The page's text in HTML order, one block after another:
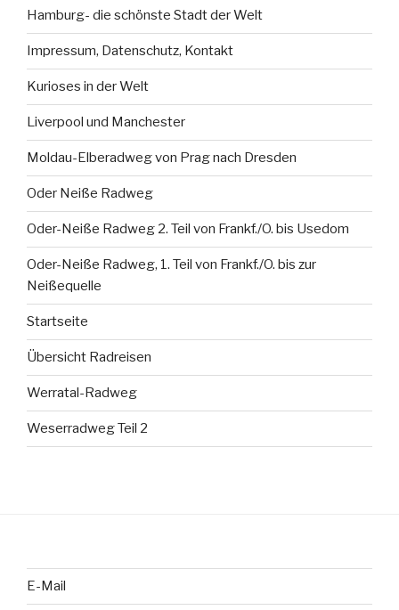
Hamburg- die schönste Stadt der Welt
Impressum, Datenschutz, Kontakt
Kurioses in der Welt
Liverpool und Manchester
Moldau-Elberadweg von Prag nach Dresden
Oder Neiße Radweg
Oder-Neiße Radweg 2. Teil von Frankf./O. bis Usedom
Oder-Neiße Radweg, 1. Teil von Frankf./O. bis zur
Neißequelle
Startseite
Übersicht Radreisen
Werratal-Radweg
Weserradweg Teil 2
E-Mail